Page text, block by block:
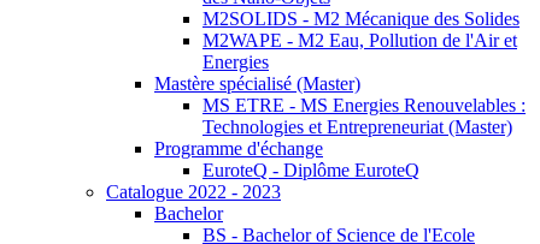
M2SOLIDS - M2 Mécanique des Solides
M2WAPE - M2 Eau, Pollution de l'Air et
Energies
Mastère spécialisé (Master)
MS ETRE - MS Energies Renouvelables :
Technologies et Entrepreneuriat (Master)
Programme d'échange
EuroteQ - Diplôme EuroteQ
Catalogue 2022 - 2023
Bachelor
BS - Bachelor of Science de l'Ecole